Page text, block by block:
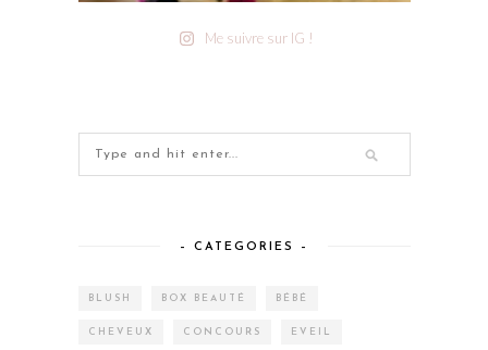
Me suivre sur IG !
– CATEGORIES –
BLUSH BOX BEAUTÉ BÉBÉ
CHEVEUX CONCOURS EVEIL